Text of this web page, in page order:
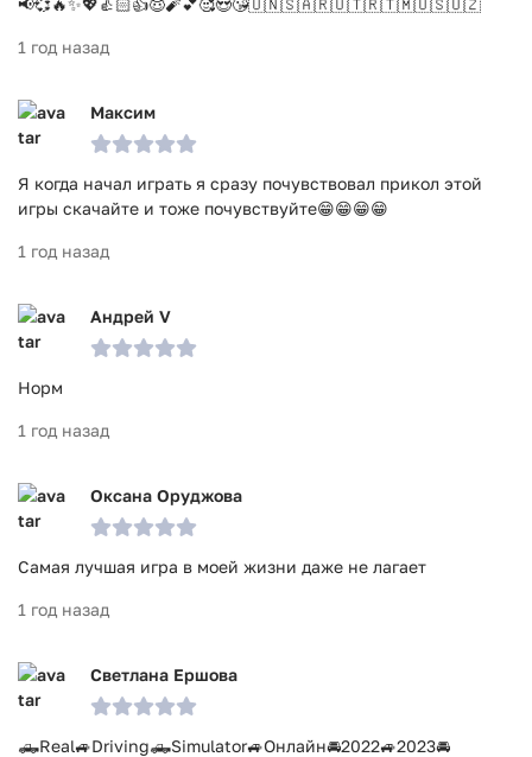
📢💞🔥✨💖👍🏻👍😇🧨💕🥰😍😘🇺🇳🇸🇦🇷🇺🇹🇷🇹🇲🇺🇸🇺🇿
1 год назад
Максим
Я когда начал играть я сразу почувствовал прикол этой
игры скачайте и тоже почувствуйте😁😁😁😁
1 год назад
Андрей V
Норм
1 год назад
Оксана Оруджова
Самая лучшая игра в моей жизни даже не лагает
1 год назад
Светлана Ершова
🛻Real🚙Driving🛻Simulator🚙Онлайн🚘2022🚙2023🚘